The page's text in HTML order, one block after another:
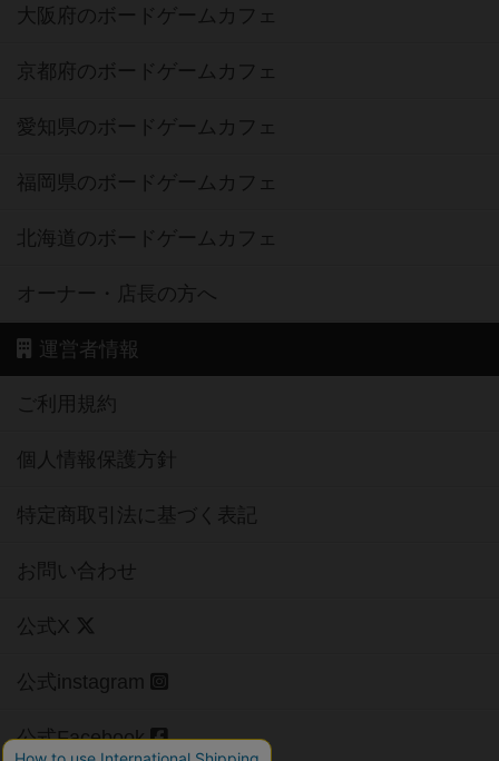
大阪府のボードゲームカフェ
京都府のボードゲームカフェ
愛知県のボードゲームカフェ
福岡県のボードゲームカフェ
北海道のボードゲームカフェ
オーナー・店長の方へ
運営者情報
ご利用規約
個人情報保護方針
特定商取引法に基づく表記
お問い合わせ
公式X
公式instagram
公式Facebook